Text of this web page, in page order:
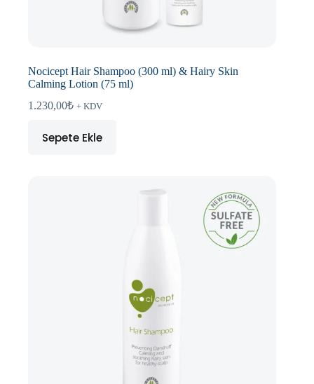
Nocicept Hair Shampoo (300 ml) & Hairy Skin
Calming Lotion (75 ml)
1.230,00₺ + KDV
Sepete Ekle